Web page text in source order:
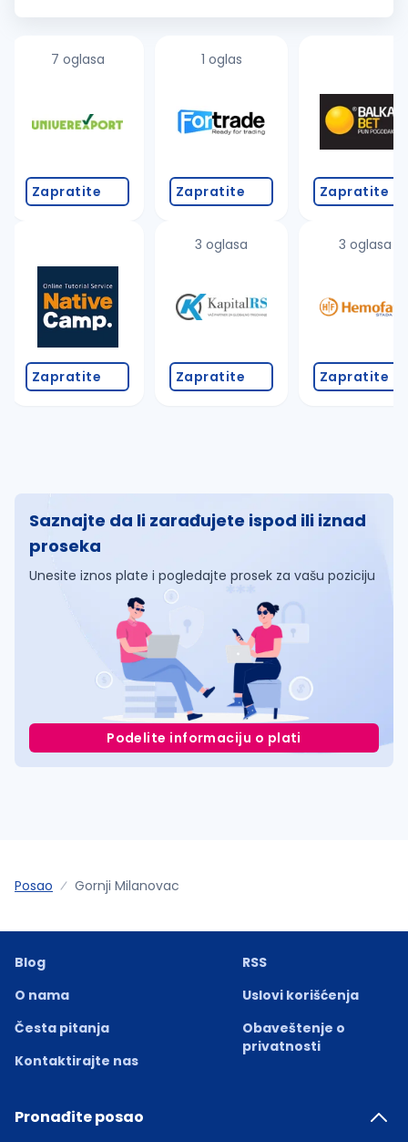
poziciji Ope...
7 oglasa
Zapratite
Zapratite
1 oglas
Zapratite
3 oglasa
Zapratite
Zapratite
3 oglasa
Zapratite
Saznajte da li zarađujete ispod ili iznad
proseka
Unesite iznos plate i pogledajte prosek za vašu poziciju
Podelite informaciju o plati
Posao Gornji Milanovac
Blog
O nama
Česta pitanja
Kontaktirajte nas
RSS
Uslovi korišćenja
Obaveštenje o
privatnosti
Pronađite posao